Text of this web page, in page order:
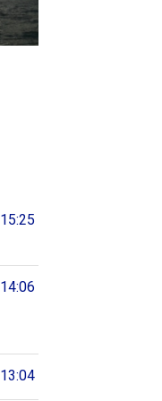
15:25
14:06
13:04